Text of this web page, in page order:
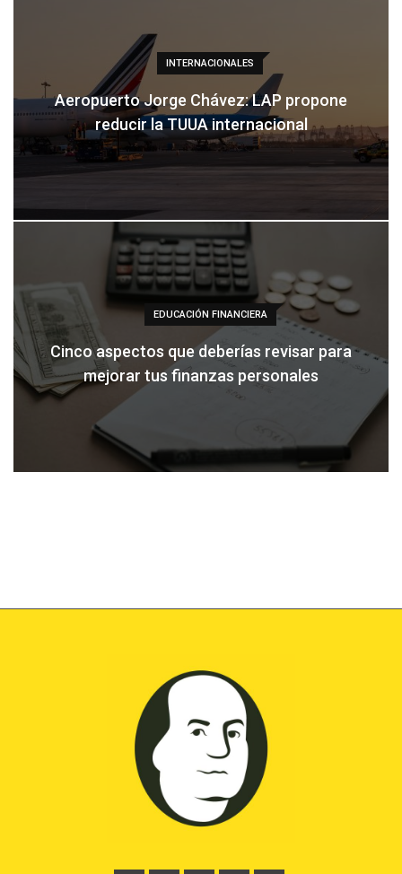
INTERNACIONALES
Aeropuerto Jorge Chávez: LAP propone
reducir la TUUA internacional
EDUCACIÓN FINANCIERA
Cinco aspectos que deberías revisar para
mejorar tus finanzas personales